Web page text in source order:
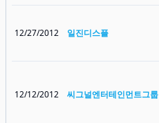
12/27/2012 일진디스플
12/12/2012 씨그널엔터테인먼트그룹